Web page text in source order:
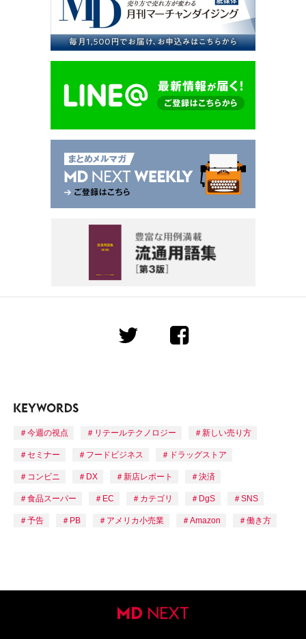
今週の視点 リテールテクノロジー 新しい売り方
セミナー フードビジネス ドラッグストア
コンビニ DX 新店レポート 決済
食品スーパー EC カテゴリ DgS SNS
予告 PB アメリカ小売業 Amazon 働き方